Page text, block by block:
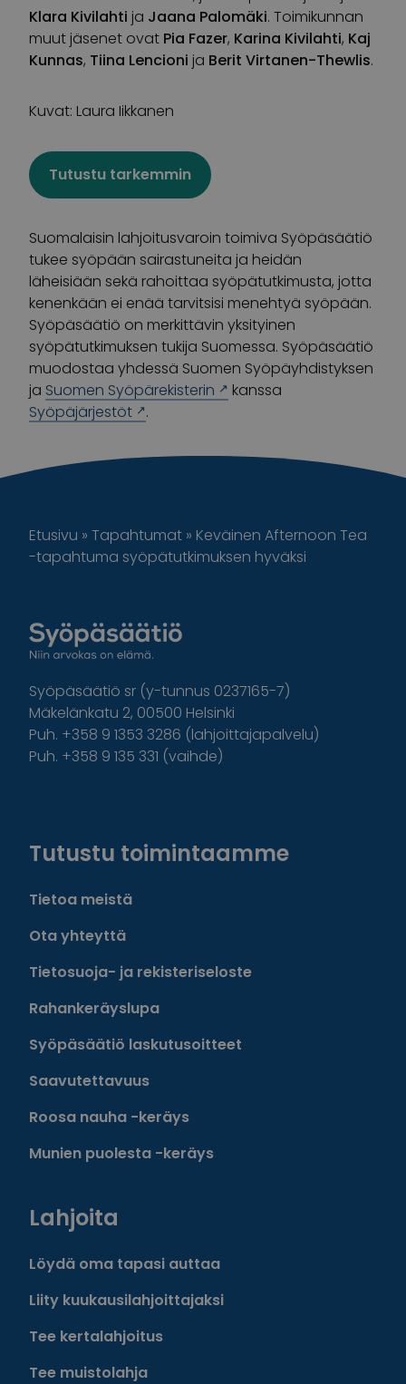
Klara Kivilahti ja Jaana Palomäki. Toimikunnan
muut jäsenet ovat Pia Fazer, Karina Kivilahti, Kaj
Kunnas, Tiina Lencioni ja Berit Virtanen-Thewlis.
Kuvat: Laura Iikkanen
Tutustu tarkemmin
Suomalaisin lahjoitusvaroin toimiva Syöpäsäätiö
tukee syöpään sairastuneita ja heidän
läheisiään sekä rahoittaa syöpätutkimusta, jotta
kenenkään ei enää tarvitsisi menehtyä syöpään.
Syöpäsäätiö on merkittävin yksityinen
syöpätutkimuksen tukija Suomessa. Syöpäsäätiö
muodostaa yhdessä Suomen Syöpäyhdistyksen
ja Suomen Syöpärekisterin
kanssa
Syöpäjärjestöt
.
Etusivu » Tapahtumat » Keväinen Afternoon Tea
-tapahtuma syöpätutkimuksen hyväksi
Syöpäsäätiö sr (y-tunnus 0237165-7)
Mäkelänkatu 2, 00500 Helsinki
Puh. +358 9 1353 3286 (lahjoittajapalvelu)
Puh. +358 9 135 331 (vaihde)
Tutustu toimintaamme
Tietoa meistä
Ota yhteyttä
Tietosuoja- ja rekisteriseloste
Rahankeräyslupa
Syöpäsäätiö laskutusoitteet
Saavutettavuus
Roosa nauha -keräys
Munien puolesta -keräys
Lahjoita
Löydä oma tapasi auttaa
Liity kuukausilahjoittajaksi
Tee kertalahjoitus
Tee muistolahja